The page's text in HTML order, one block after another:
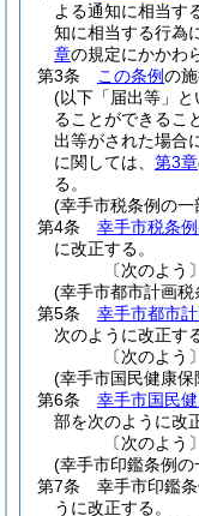
よる通知に相当す
知に相当する行為
章の規定にかかわ
第3条
この条例の
(以下「届出等」と
ることができるこ
出等がされた場合
に関しては、 第3章
る。
(幸手市税条例の一
第4条
幸手市税条例
に改正する。
〔次のよう
(幸手市都市計画
第5条
幸手市都市
次のように改正す
〔次のよう
(幸手市国民健康
第6条
幸手市国民
部を次のように改
〔次のよう
(幸手市印鑑条例の
第7条
幸手市印鑑条
うに改正する。